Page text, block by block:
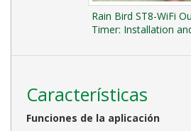
Rain Bird ST8-WiFi
Timer: Installation
Características
Funciones de la aplicación